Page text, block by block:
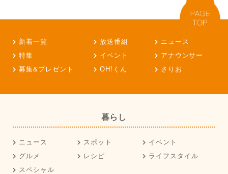
新着一覧 放送番組
ニュース
特集
イベント
アナウンサー
募集&プレゼント
OH!くん さりお
暮らし
ニュース スポット
イベント
グルメ
レシピ
ライフスタイル
スペシャル